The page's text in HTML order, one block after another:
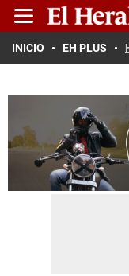
INICIO EH PLUS